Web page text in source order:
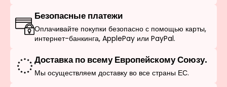
Безопасные платежи
Оплачивайте покупки безопасно с помощью карты,
интернет-банкинга, ApplePay или PayPal.
Доставка по всему Европейскому Союзу.
Мы осуществляем доставку во все страны ЕС.